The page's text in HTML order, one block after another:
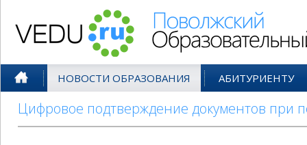
НОВОСТИ ОБРАЗОВАНИЯ АБИТУРИЕНТУ
Цифровое подтверждение документов при